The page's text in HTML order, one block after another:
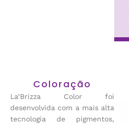
Coloração
La’Brizza Color foi
desenvolvida com a mais alta
tecnologia de pigmentos,